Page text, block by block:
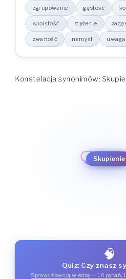
zgrupowanie gęstość
spoistość stężenie
zwartość namysł uwaga
Konstelacja synonimów:
Skupienie
koncentracja
skupienie
zgrupowanie
gęstość
konsystencja
spoistość
stężenie
zagęszczenie
zwartość
namysł
uwaga
🧠
Quiz: Czy znasz
Sprawdź swoją wiedzę — 10 pytań,